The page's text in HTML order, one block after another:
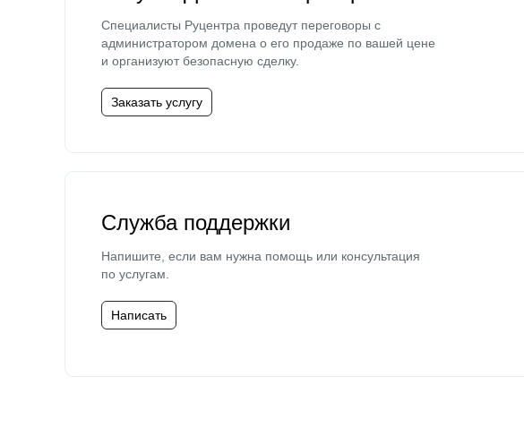
Специалисты Руцентра проведут переговоры с
администратором домена о его продаже по вашей цене
и организуют безопасную сделку.
Заказать услугу
Служба поддержки
Напишите, если вам нужна помощь или консультация
по услугам.
Написать